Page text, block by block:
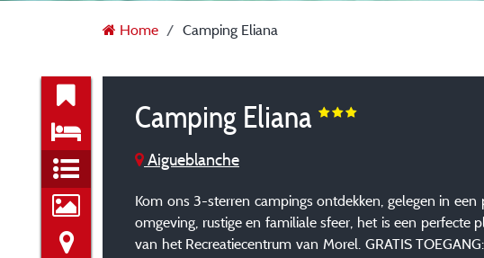
Home Camping Eliana
Camping Eliana
Aigueblanche
Kom ons 3-sterren campings ontdekken, gelegen in
omgeving, rustige en familiale sfeer, het is een
van het Recreatiecentrum van Morel. GRATIS